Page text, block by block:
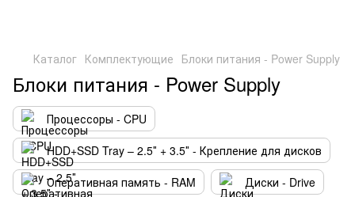
Каталог Комплектующие Блоки питания - Power Supply
Блоки питания - Power Supply
Процессоры - CPU
HDD+SSD Tray – 2.5″ + 3.5″ - Крепление для дисков
Оперативная память - RAM
Диски - Drive